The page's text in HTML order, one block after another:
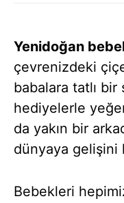
Yenidoğan
çevrenizdeki
babalara tatlı
hediyelerle
da yakın bir
dünyaya gelişini
Bebekleri